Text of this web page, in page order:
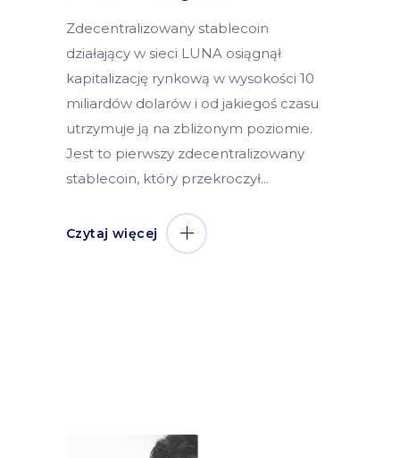
Zdecentralizowany stablecoin
działający w sieci LUNA osiągnął
kapitalizację rynkową w wysokości 10
miliardów dolarów i od jakiegoś czasu
utrzymuje ją na zbliżonym poziomie.
Jest to pierwszy zdecentralizowany
stablecoin, który przekroczył
Czytaj więcej